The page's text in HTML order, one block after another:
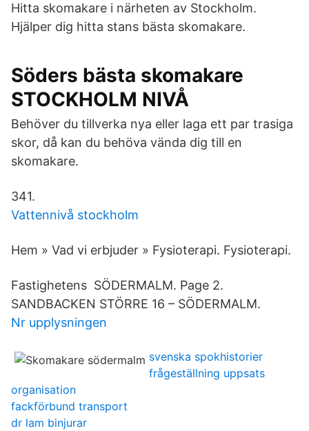
Hitta skomakare i närheten av Stockholm.
Hjälper dig hitta stans bästa skomakare.
Söders bästa skomakare
STOCKHOLM NIVÅ
Behöver du tillverka nya eller laga ett par trasiga
skor, då kan du behöva vända dig till en
skomakare.
341.
Vattennivå stockholm
Hem » Vad vi erbjuder » Fysioterapi. Fysioterapi.
Fastighetens SÖDERMALM. Page 2.
SANDBACKEN STÖRRE 16 – SÖDERMALM.
Nr upplysningen
svenska spokhistorier
frågeställning uppsats
organisation
fackförbund transport
dr lam binjurar